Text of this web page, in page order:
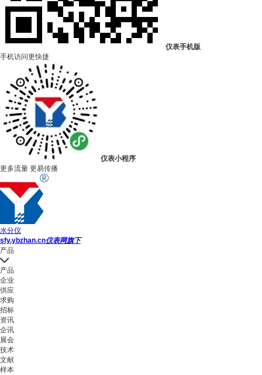
仪表手机版
手机访问更快捷
仪表小程序
更多流量 更易传播
水分仪
sfy.ybzhan.cn仪表网旗下
产品
产品
企业
供应
求购
招标
资讯
企讯
展会
技术
文献
样本